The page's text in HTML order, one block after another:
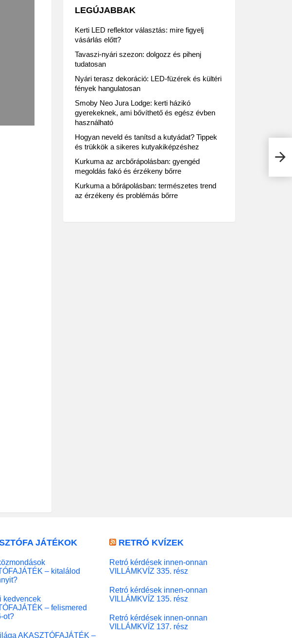
Kika
LEGÚJABBAK
Kerti LED reflektor választás: mire figyelj
vásárlás előtt?
Tavaszi-nyári szezon: dolgozz és pihenj
tudatosan
Nyári terasz dekoráció: LED-füzérek és kültéri
fények hangulatosan
Smoby Neo Jura Lodge: kerti házikó
gyerekeknek, ami bővíthető és egész évben
használható
Hogyan neveld és tanítsd a kutyádat? Tippek
és trükkök a sikeres kutyakiképzéshez
Kurkuma az arcbőrápolásban: gyengéd
megoldás fakó és érzékeny bőrre
Kurkuma a bőrápolásban: természetes trend
az érzékeny és problémás bőrre
JÁTÉKOK
– kitalálod
kedvencek
– felismered
ot?
AKASZTÓFAJÁTÉK –
RETRÓ KVÍZEK
Retró kérdések innen-onnan
VILLÁMKVÍZ 335. rész
Retró kérdések innen-onnan
VILLÁMKVÍZ 135. rész
Retró kérdések innen-onnan
VILLÁMKVÍZ 137. rész